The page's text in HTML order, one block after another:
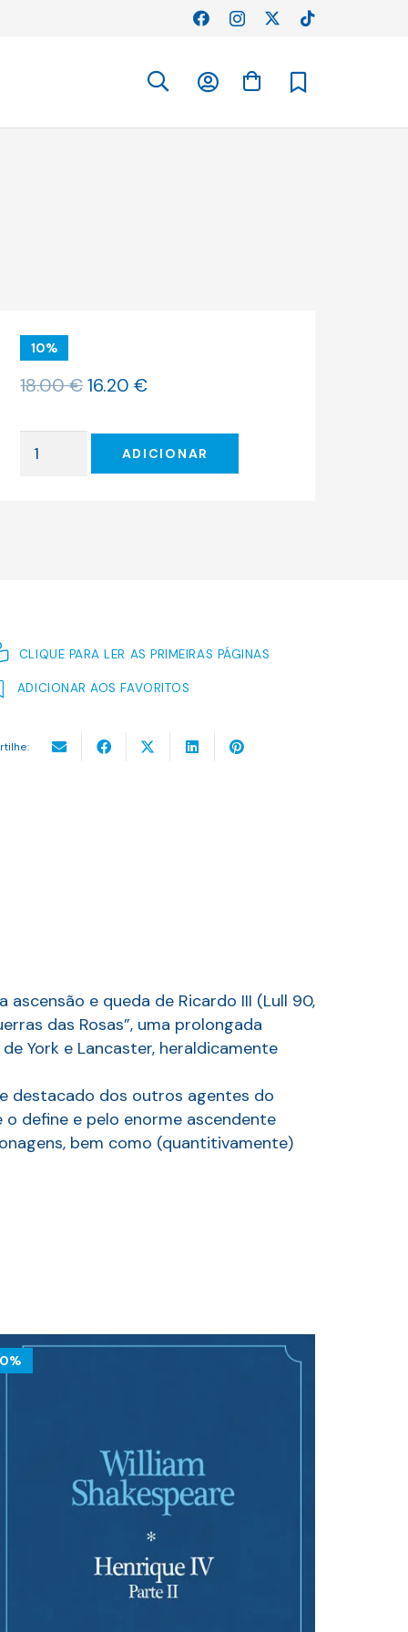
10%
18.00€O
era:
18.00 €.
16.20€O
é:
16.20 €.
de
ADICIONAR
CLIQUE PARA LER AS PRIMEIRAS PÁGINAS
ADICIONAR AOS FAVORITOS
e queda de Ricardo III (Lull 90,
das Rosas”, uma prolongada
York e Lancaster, heraldicamente
destacado dos outros agentes do
define e pelo enorme ascendente
bem como (quantitivamente)